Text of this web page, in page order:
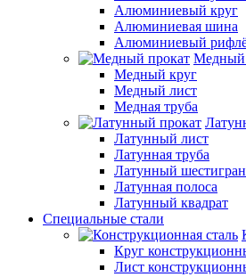
Алюминиевый круг
Алюминиевая шина
Алюминиевый
Медный
Медный круг
Медный лист
Медная труба
Латунный лист
Латунная труба
Латунный
Латунная полоса
Латунный квадрат
Специальные стали
Круг
Лист